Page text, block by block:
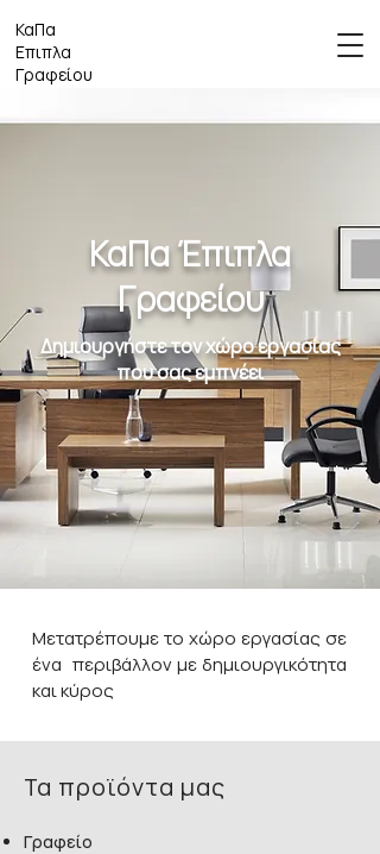
ΚαΠα
Επιπλα
Γραφείου
ΚαΠα Έπιπλα
Γραφείου
Δημιουργήστε τον χώρο εργασίας
που σας εμπνέει
Μετατρέπουμε το χώρο εργασίας σε
ένα περιβάλλον με δημιουργικότητα
και κύρος
Τα προϊόντα μας
Γραφείο​​